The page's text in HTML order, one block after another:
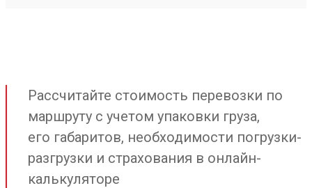
Рассчитайте стоимость перевозки по
маршруту с учетом упаковки груза,
его габаритов, необходимости погрузки-
разгрузки и страхования в онлайн-
калькуляторе